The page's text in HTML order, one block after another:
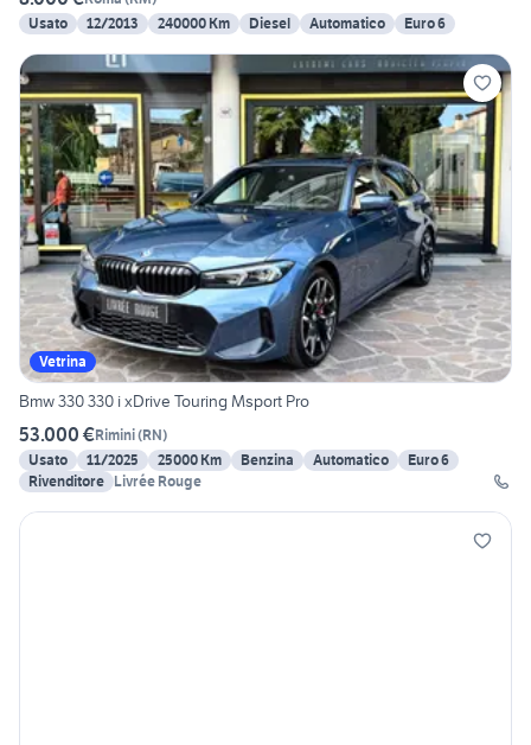
Usato
12/2013 240000 Km Diesel Automatico Euro 6
Vetrina
Bmw 330 330 i xDrive Touring Msport Pro
53.000 €Rimini(RN)
Usato
11/2025 25000 Km Benzina Automatico
Euro 6
Rivenditore Livrée Rouge